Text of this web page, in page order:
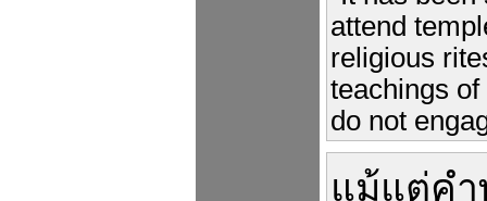
attend
religious
teachings
do not
แม้แต่ค